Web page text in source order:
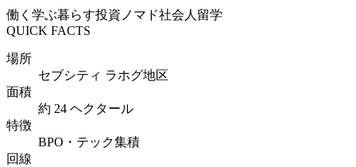
働く 学ぶ暮らす投資 ノマド社会人留学
QUICK FACTS
場所
セブシティ ラホグ地区
面積
約 24 ヘクタール
特徴
BPO・テック集積
回線